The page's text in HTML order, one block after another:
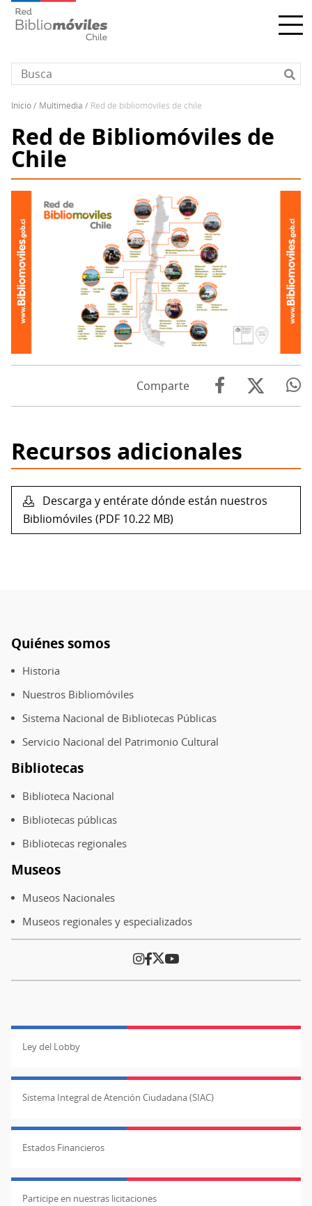
Pasar
principal
enlaces
de
ayuda
a
navegación
inicio multimedia red de bibliomóviles de chile
Red de Bibliomóviles de
Chile
Comparte
Recursos adicionales
Descarga y entérate dónde están nuestros
Bibliomóviles (PDF 10.22 MB)
Pie
de
página
Quiénes somos
Historia
Nuestros Bibliomóviles
Sistema Nacional de Bibliotecas Públicas
Servicio Nacional del Patrimonio Cultural
Bibliotecas
Biblioteca Nacional
Bibliotecas públicas
Bibliotecas regionales
Museos
Museos Nacionales
Museos regionales y especializados
Ley del Lobby
Sistema Integral de Atención Ciudadana (SIAC)
Estados Financieros
Participe en nuestras licitaciones